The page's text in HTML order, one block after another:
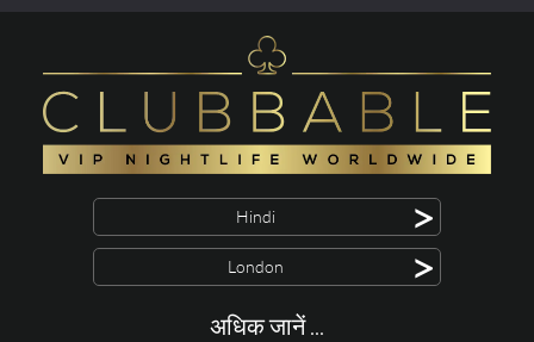
Hindi >
London >
अधिक जानें ...